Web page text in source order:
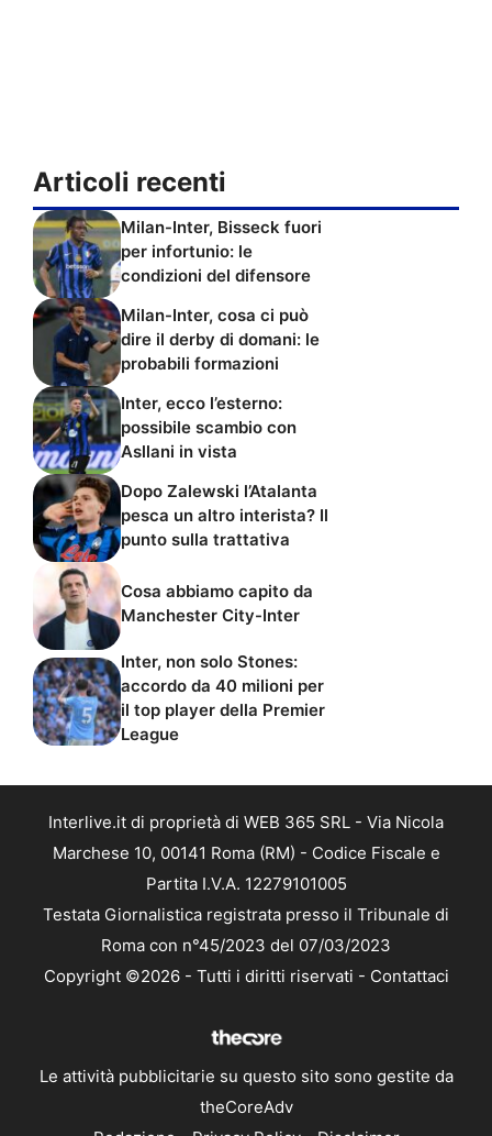
Articoli recenti
Milan-Inter, Bisseck fuori
per infortunio: le
condizioni del difensore
Milan-Inter, cosa ci può
dire il derby di domani: le
probabili formazioni
Inter, ecco l’esterno:
possibile scambio con
Asllani in vista
Dopo Zalewski l’Atalanta
pesca un altro interista? Il
punto sulla trattativa
Cosa abbiamo capito da
Manchester City-Inter
Inter, non solo Stones:
accordo da 40 milioni per
il top player della Premier
League
Interlive.it di proprietà di WEB 365 SRL - Via Nicola
Marchese 10, 00141 Roma (RM) - Codice Fiscale e
Partita I.V.A. 12279101005
Testata Giornalistica registrata presso il Tribunale di
Roma con n°45/2023 del 07/03/2023
Copyright ©2026 - Tutti i diritti riservati - Contattaci
Le attività pubblicitarie su questo sito sono gestite da
theCoreAdv